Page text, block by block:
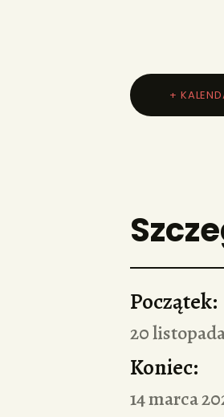
+
Początek:
20
Koniec:
14 marca